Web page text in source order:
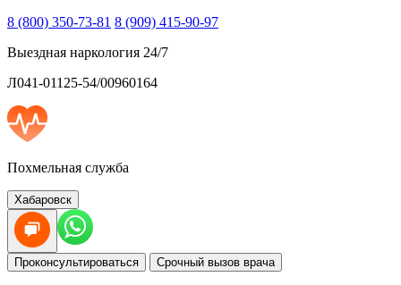
8 (800) 350-73-81 8 (909) 415-90-97
Выездная наркология 24/7
Л041-01125-54/00960164
Похмельная служба
Хабаровск
Проконсультироваться Срочный вызов врача